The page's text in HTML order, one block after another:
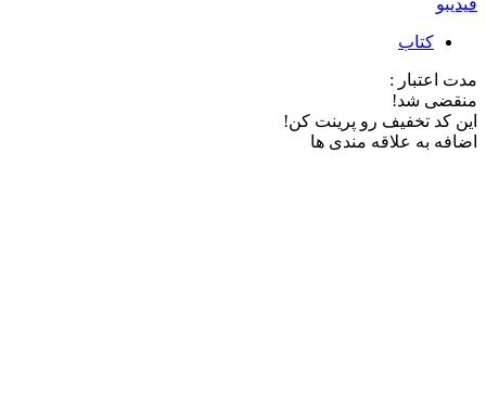
فیدیبو
کتاب
مدت اعتبار :
منقضی شد!
این کد تخفیف رو پرینت کن!
اضافه به علاقه مندی ها